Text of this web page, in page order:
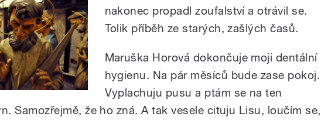
nakonec propadl zoufalství a otrávil se.
Tolik příběh ze starých, zašlých časů.
Maruška Horová dokončuje moji dentální
hygienu. Na pár měsíců bude zase pokoj.
Vyplachuju pusu a ptám se na ten
Samozřejmě, že ho zná. A tak vesele cituju Lisu, loučím se,